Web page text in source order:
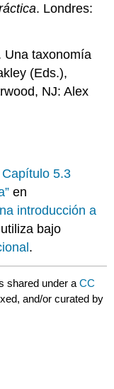
. Londres:
Una taxonomía
(Eds.),
NJ: Alex
Capítulo 5.3
en
introducción a
bajo
.
shared under aCC
and/or curated by